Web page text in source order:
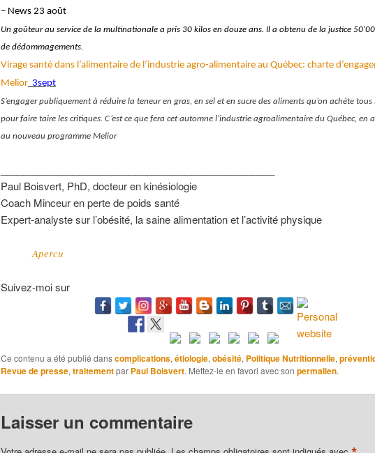
– News 23 août
Un goûteur au service de la multinationale a pris 30 kilos en douze ans. Il a obtenu de la justice
de dédommagements.
Virage santé dans l’alimentaire de l’industrie agro-alimentaire au Québec: charte
Melior3sept
S’engager publiquement à réduire la teneur en gras, en sel et en sucre des aliments qu’on achète tous
pour faire taire les critiques. C’est ce que fera cet automne l’industrie agroalimentaire du Québec, en
au nouveau programme Melior
Paul Boisvert, PhD, docteur en kinésiologie
Coach Minceur en perte de poids santé
Expert-analyste sur l’obésité, la saine alimentation et l’activité physique
Apercu
Suivez-moi sur
Ce contenu a été publié danscomplications, étiologie, obésité, Politique Nutritionnelle,
Revue de presse, traitementpar Paul Boisvert. Mettez-le en favori avec son permalien.
Laisser un commentaire